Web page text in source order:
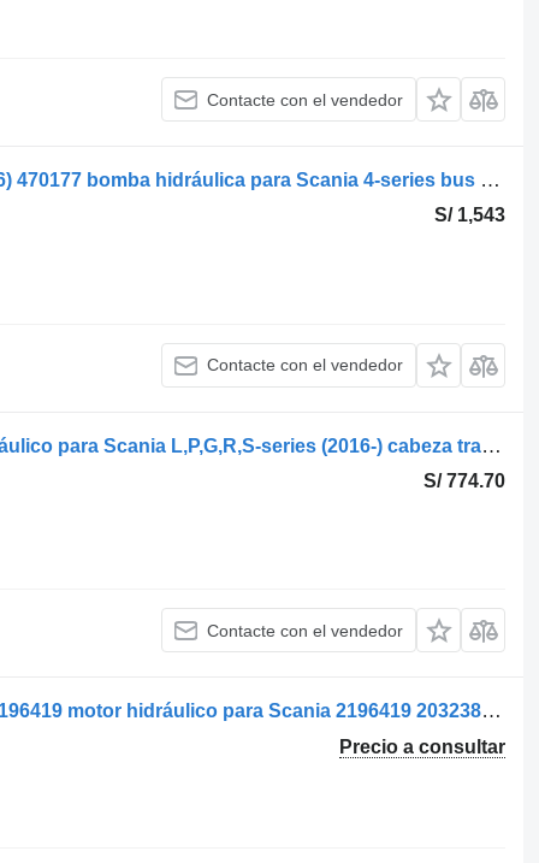
Contacte con el vendedor
Scania 4-Series bus K124 (01.96-12.06) 470177 bomba hidráulica para Scania 4-series bus (1995-2006) autobús
S/ 1,543
Contacte con el vendedor
Scania 2081521 2861574 cilindro hidráulico para Scania L,P,G,R,S-series (2016-) cabeza tractora
S/ 774.70
Contacte con el vendedor
Motor Hidraulic Ventilator de Răcire 2196419 motor hidráulico para Scania 2196419 2032382 1776284 1872518 camión
Precio a consultar